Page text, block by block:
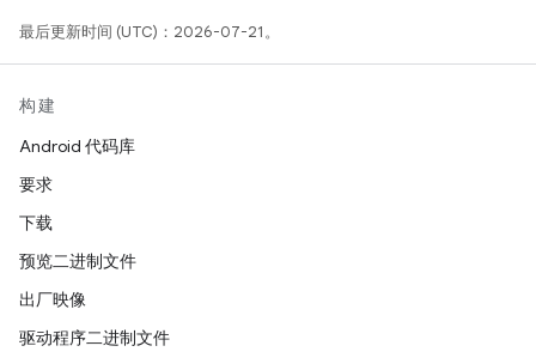
最后更新时间 (UTC)：2026-07-21。
构建
Android 代码库
要求
下载
预览二进制文件
出厂映像
驱动程序二进制文件